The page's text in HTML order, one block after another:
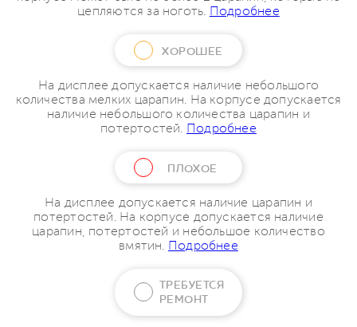
цепляются за ноготь. Подробнее
ХОРОШЕЕ
На дисплее допускается наличие небольшого
количества мелких царапин. На корпусе допускается
наличие небольшого количества царапин и
потертостей. Подробнее
ПЛОХОЕ
На дисплее допускается наличие царапин и
потертостей. На корпусе допускается наличие
царапин, потертостей и небольшое количество
вмятин. Подробнее
ТРЕБУЕТСЯ
РЕМОНТ